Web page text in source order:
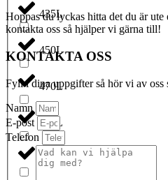
435L
450L
470L
475L
490L
Hoppas du lyckas hitta det du är ute
kontakta oss så hjälper vi gärna till!
KONTAKTA OSS
Fyll i dina uppgifter så hör vi av oss
Namn
E-post
Telefon